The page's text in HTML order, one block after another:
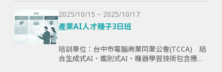
力。
2025/10/15 ~ 2025/10/17
產業AI人才種子3日班
培訓單位：台中市電腦商業同業公會(TCCA) 結
合生成式AI、鑑別式AI、機器學習技術包含應用